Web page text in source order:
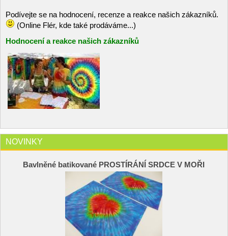
Podívejte se na hodnocení, recenze a reakce našich zákazníků.
(Online Flér, kde také prodáváme...)
Hodnocení a reakce našich zákazníků
NOVINKY
Bavlněné batikované PROSTÍRÁNÍ SRDCE V MOŘI